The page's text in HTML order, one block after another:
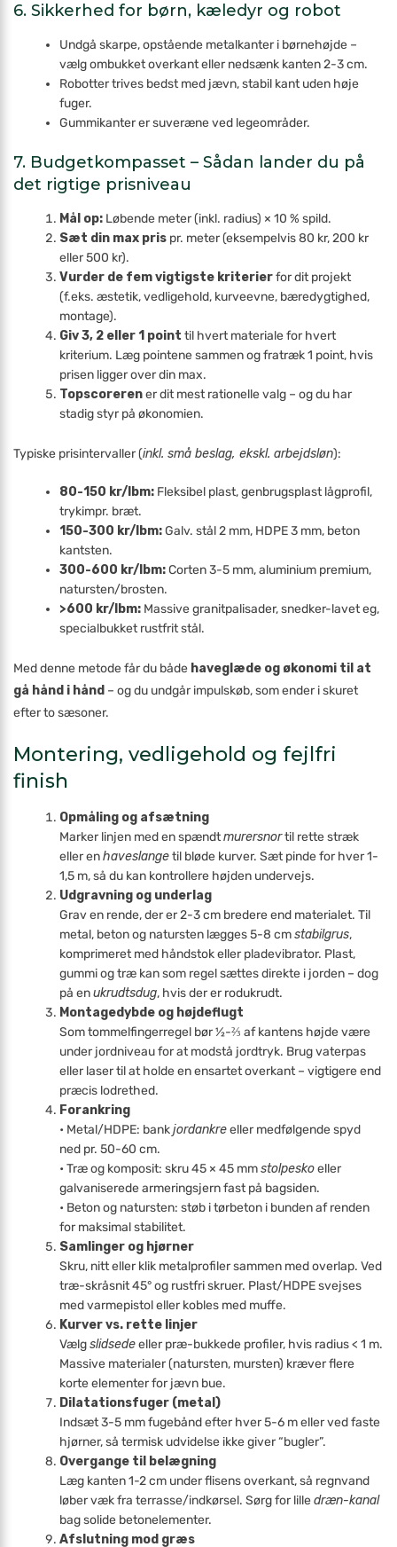
6. Sikkerhed for børn, kæledyr og robot
Undgå skarpe, opstående metal­kanter i børnehøjde –
vælg ombukket overkant eller nedsænk kanten 2-3 cm.
Robotter trives bedst med jævn, stabil kant uden høje
fuger.
Gummi­kanter er suveræne ved legeområder.
7. Budgetkompasset – Sådan lander du på
det rigtige prisniveau
Mål op: Løbende meter (inkl. radius) × 10 % spild.
Sæt din max pris pr. meter (eksempelvis 80 kr, 200 kr
eller 500 kr).
Vurder de fem vigtigste kriterierfor dit projekt
(f.eks. æstetik, vedligehold, kurveevne, bæredygtighed,
montage).
Giv 3, 2 eller 1 point til hvert materiale for hvert
kriterium. Læg pointene sammen og fratræk 1 point, hvis
prisen ligger over din max.
Topscorerener dit mest rationelle valg – og du har
stadig styr på økonomien.
Typiske pris­intervaller (inkl. små beslag, ekskl. arbejdsløn):
80-150 kr/lbm: Fleksibel plast, genbrugsplast lågprofil,
tryk­impr. bræt.
150-300 kr/lbm:Galv. stål 2 mm, HDPE 3 mm, beton
kantsten.
300-600 kr/lbm:Corten 3-5 mm, aluminium premium,
natursten/brosten.
>600 kr/lbm: Massive granit­palisader, snedker-lavet eg,
special­bukket rustfrit stål.
Med denne metode får du både haveglæde og økonomi til at
gå hånd i hånd – og du undgår impulskøb, som ender i skuret
efter to sæsoner.
Montering, vedligehold og fejlfri
finish
Opmåling og afsætning
Marker linjen med en spændtmurersnortil rette stræk
eller enhaveslangetil bløde kurver. Sæt pinde for hver 1-
1,5 m, så du kan kontrollere højden undervejs.
Udgravning og underlag
Grav en rende, der er 2-3 cm bredere end materialet. Til
metal, beton og natursten lægges 5-8 cmstabilgrus,
komprimeret med håndstok eller pladevibrator. Plast,
gummi og træ kan som regel sættes direkte i jorden – dog
på enukrudtsdug, hvis der er rodukrudt.
Montagedybde og højdeflugt
Som tommelfingerregel bør ½-⅔ af kantens højde være
under jordniveau for at modstå jordtryk. Brug vaterpas
eller laser til at holde en ensartet overkant – vigtigere end
præcis lodrethed.
Forankring
• Metal/HDPE: bankjordankreeller medfølgende spyd
ned pr. 50-60 cm.
• Træ og komposit: skru 45 × 45 mmstolpeskoeller
galvaniserede armeringsjern fast på bagsiden.
• Beton og natursten: støb i tørbeton i bunden af renden
for maksimal stabilitet.
Samlinger og hjørner
Skru, nitt eller klik metalprofiler sammen med overlap. Ved
træ-skråsnit 45° og rustfri skruer. Plast/HDPE svejses
med varmepistol eller kobles med muffe.
Kurver vs. rette linjer
Vælgslidsedeeller præ-bukkede profiler, hvis radius < 1 m.
Massive materialer (natursten, mursten) kræver flere
korte elementer for jævn bue.
Dilatationsfuger (metal)
Indsæt 3-5 mm fugebånd efter hver 5-6 m eller ved faste
hjørner, så termisk udvidelse ikke giver “bugler”.
Overgange til belægning
Læg kanten 1-2 cm under flisens overkant, så regnvand
løber væk fra terrasse/indkørsel. Sørg for lilledræn-kanal
bag solide betonelementer.
Afslutning mod græs